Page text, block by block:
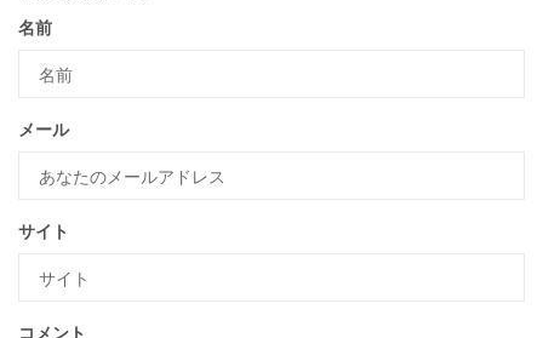
名前
メール
サイト
コメント